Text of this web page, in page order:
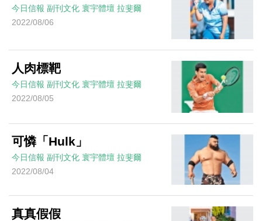
今日信報 副刊文化 寰宇體壇 拉斐爾
2022/08/06
人肉標靶
今日信報 副刊文化 寰宇體壇 拉斐爾
2022/08/05
可憐「Hulk」
今日信報 副刊文化 寰宇體壇 拉斐爾
2022/08/04
真真假假